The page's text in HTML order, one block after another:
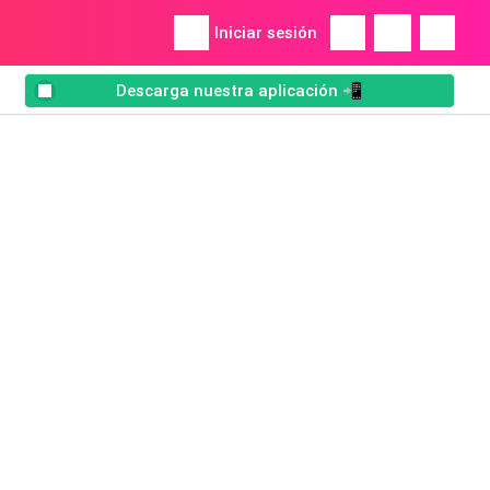
Iniciar sesión
Descarga nuestra aplicación 📲